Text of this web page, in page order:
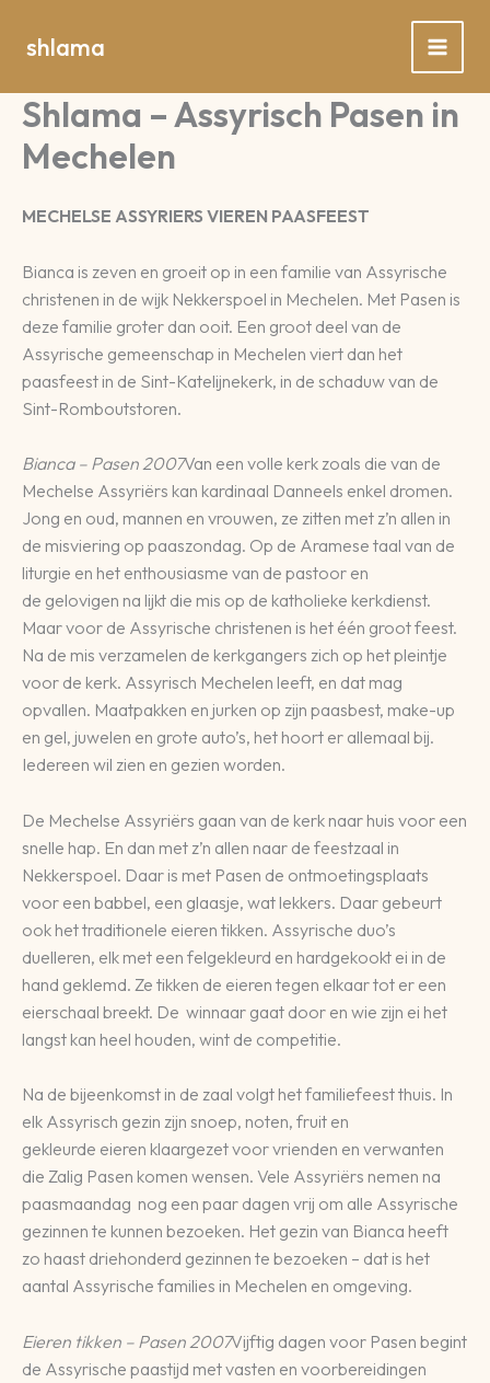
naar
inhoud
shlama
Shlama – Assyrisch Pasen in
Mechelen
MECHELSE ASSYRIERS VIEREN PAASFEEST
Bianca is zeven en groeit op in een familie van Assyrische
christenen in de wijk Nekkerspoel in Mechelen. Met Pasen is
deze familie groter dan ooit. Een groot deel van de
Assyrische gemeenschap in Mechelen viert dan het
paasfeest in de Sint-Katelijnekerk, in de schaduw van de
Sint-Romboutstoren.
Bianca – Pasen 2007Van een volle kerk zoals die van de
Mechelse Assyriërs kan kardinaal Danneels enkel dromen.
Jong en oud, mannen en vrouwen, ze zitten met z’n allen in
de misviering op paaszondag. Op de Aramese taal van de
liturgie en het enthousiasme van de pastoor en
de gelovigen na lijkt die mis op de katholieke kerkdienst.
Maar voor de Assyrische christenen is het één groot feest.
Na de mis verzamelen de kerkgangers zich op het pleintje
voor de kerk. Assyrisch Mechelen leeft, en dat mag
opvallen. Maatpakken en jurken op zijn paasbest, make-up
en gel, juwelen en grote auto’s, het hoort er allemaal bij.
Iedereen wil zien en gezien worden.
De Mechelse Assyriërs gaan van de kerk naar huis voor een
snelle hap. En dan met z’n allen naar de feestzaal in
Nekkerspoel. Daar is met Pasen de ontmoetingsplaats
voor een babbel, een glaasje, wat lekkers. Daar gebeurt
ook het traditionele eieren tikken. Assyrische duo’s
duelleren, elk met een felgekleurd en hardgekookt ei in de
hand geklemd. Ze tikken de eieren tegen elkaar tot er een
eierschaal breekt. De winnaar gaat door en wie zijn ei het
langst kan heel houden, wint de competitie.
Na de bijeenkomst in de zaal volgt het familiefeest thuis. In
elk Assyrisch gezin zijn snoep, noten, fruit en
gekleurde eieren klaargezet voor vrienden en verwanten
die Zalig Pasen komen wensen. Vele Assyriërs nemen na
paasmaandag nog een paar dagen vrij om alle Assyrische
gezinnen te kunnen bezoeken. Het gezin van Bianca heeft
zo haast driehonderd gezinnen te bezoeken – dat is het
aantal Assyrische families in Mechelen en omgeving.
Eieren tikken – Pasen 2007Vijftig dagen voor Pasen begint
de Assyrische paastijd met vasten en voorbereidingen